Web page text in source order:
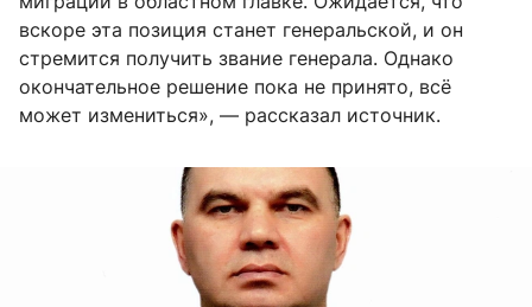
вскоре эта позиция станет генеральской, и он
стремится получить звание генерала. Однако
окончательное решение пока не принято, всё
может измениться», — рассказал источник.